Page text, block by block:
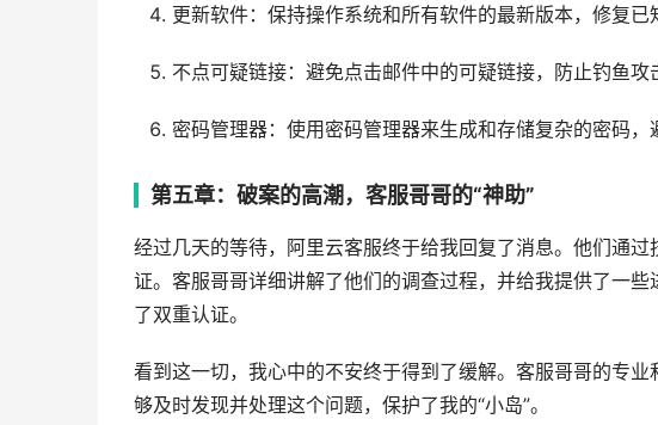
更新软件：保持操作系统和所有软件的最新版本，修复已
不点可疑链接：避免点击邮件中的可疑链接，防止钓鱼攻
密码管理器：使用密码管理器来生成和存储复杂的密码，
第五章：破案的高潮，客服哥哥的“神助”
经过几天的等待，阿里云客服终于给我回复了消息。他们通
证。客服哥哥详细讲解了他们的调查过程，并给我提供了一
了双重认证。
看到这一切，我心中的不安终于得到了缓解。客服哥哥的专
够及时发现并处理这个问题，保护了我的“小岛”。